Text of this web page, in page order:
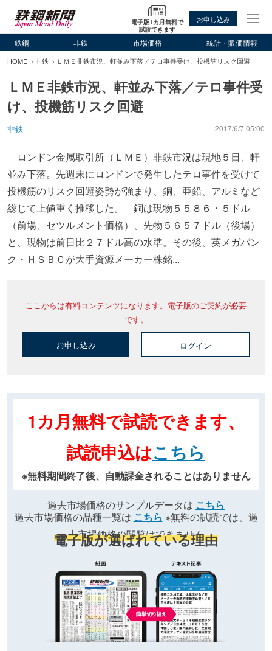
電子版1カ月無料で
試読できます
お申し込み
鉄鋼 非鉄 市場価格 統計・販価情報
HOME 非鉄 ＬＭＥ非鉄市況、軒並み下落／テロ事件受け、投機筋リスク回避
ＬＭＥ非鉄市況、軒並み下落／テロ事件受
け、投機筋リスク回避
非鉄 2017/6/7 05:00
ロンドン金属取引所（ＬＭＥ）非鉄市況は現地５日、軒
並み下落。先週末にロンドンで発生したテロ事件を受けて
投機筋のリスク回避姿勢が強まり、銅、亜鉛、アルミなど
総じて上値重く推移した。 銅は現物５５８６・５ドル
（前場、セツルメント価格）、先物５６５７ドル（後場）
と、現物は前日比２７ドル高の水準。その後、英メガバン
ク・ＨＳＢＣが大手資源メーカー株銘...
ここからは有料コンテンツになります。電子版のご契約が必要
です。
お申し込み ログイン
1カ月無料で試読できます、
試読申込はこちら
※無料期間終了後、自動課金されることはありません
過去市場価格のサンプルデータは こちら
過去市場価格の品種一覧は こちら ※無料の試読では、過
去市場価格の閲覧はできません
電子版が選ばれている理由